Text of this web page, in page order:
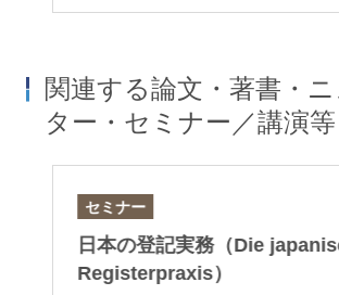
関連する論文・著書・
ター・セミナー／講演等
セミナー
日本の登記実務（Die
Registerpraxis）